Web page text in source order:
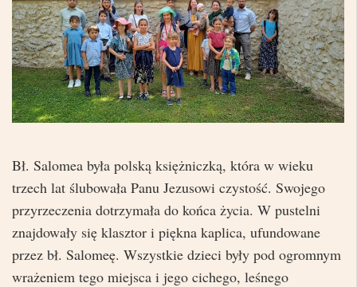
Bł. Salomea była polską księżniczką, która w wieku
trzech lat ślubowała Panu Jezusowi czystość. Swojego
przyrzeczenia dotrzymała do końca życia. W pustelni
znajdowały się klasztor i piękna kaplica, ufundowane
przez bł. Salomeę. Wszystkie dzieci były pod ogromnym
wrażeniem tego miejsca i jego cichego, leśnego